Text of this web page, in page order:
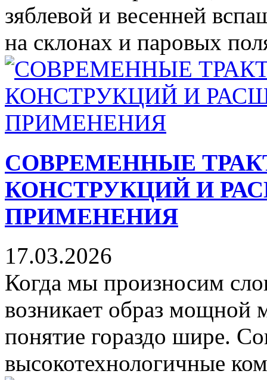
зяблевой и весенней
на склонах и паровых
СОВРЕМЕННЫЕ
КОНСТРУКЦИЙ И
ПРИМЕНЕНИЯ
17.03.2026
Когда мы произносим
возникает образ мощной
понятие гораздо шире.
высокотехнологичные